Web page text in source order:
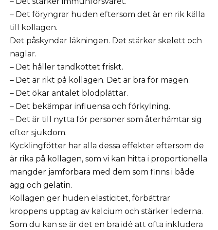
– Det föryngrar huden eftersom det är en rik källa
till kollagen.
Det påskyndar läkningen. Det stärker skelett och
naglar.
– Det håller tandköttet friskt.
– Det är rikt på kollagen. Det är bra för magen.
– Det ökar antalet blodplättar.
– Det bekämpar influensa och förkylning.
– Det är till nytta för personer som återhämtar sig
efter sjukdom.
Kycklingfötter har alla dessa effekter eftersom de
är rika på kollagen, som vi kan hitta i proportionella
mängder jämförbara med dem som finns i både
ägg och gelatin.
Kollagen ger huden elasticitet, förbättrar
kroppens upptag av kalcium och stärker lederna.
Som du kan se är det en bra idé att ofta inkludera